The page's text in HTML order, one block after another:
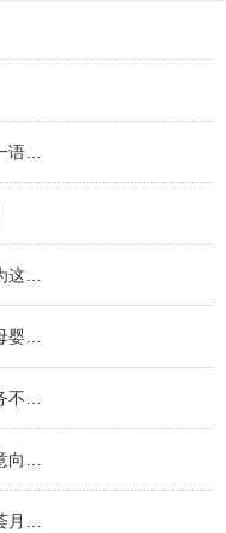
月子中心有必要一对一吗，业内人士一语道破
孕妇为什么总想晾肚子，想不到是因为这个！
禧月荟荣获「母婴行业标杆机构」「母婴行业
禧月荟月子中心中秋游园会，月子服务不仅仅
月子中心付款怎么付？订金、定金、意向金、
教师节｜当坐月子遇上教师节，禧月荟月子中